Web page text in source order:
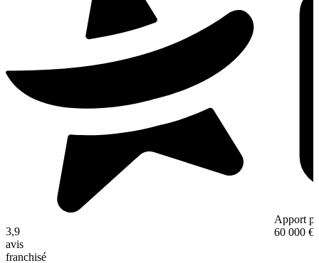
3,9
avis
franchisé
Apport
60 000 €